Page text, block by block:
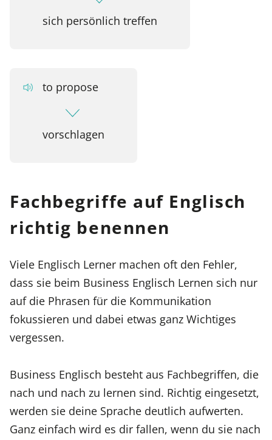
sich persönlich treffen
to propose
vorschlagen
Fachbegriffe auf Englisch
richtig benennen
Viele Englisch Lerner machen oft den Fehler,
dass sie beim Business Englisch Lernen sich nur
auf die Phrasen für die Kommunikation
fokussieren und dabei etwas ganz Wichtiges
vergessen.
Business Englisch besteht aus Fachbegriffen, die
nach und nach zu lernen sind. Richtig eingesetzt,
werden sie deine Sprache deutlich aufwerten.
Ganz einfach wird es dir fallen, wenn du sie nach